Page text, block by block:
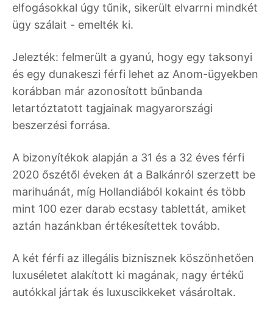
elfogásokkal úgy tűnik, sikerült elvarrni mindkét
ügy szálait - emelték ki.
Jelezték: felmerült a gyanú, hogy egy taksonyi
és egy dunakeszi férfi lehet az Anom-ügyekben
korábban már azonosított bűnbanda
letartóztatott tagjainak magyarországi
beszerzési forrása.
A bizonyítékok alapján a 31 és a 32 éves férfi
2020 őszétől éveken át a Balkánról szerzett be
marihuánát, míg Hollandiából kokaint és több
mint 100 ezer darab ecstasy tablettát, amiket
aztán hazánkban értékesítettek tovább.
A két férfi az illegális biznisznek köszönhetően
luxuséletet alakított ki magának, nagy értékű
autókkal jártak és luxuscikkeket vásároltak.